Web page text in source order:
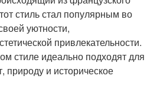
стиль стал популярным во
уютности,
привлекательности.
стиле идеально подходят для
природу и историческое